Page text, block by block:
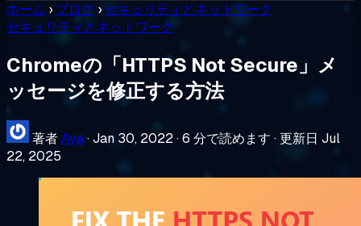
ホーム › ブログ › セキュリティとネットワーク
セキュリティとネットワーク
Chromeの「HTTPS Not Secure」メ
ッセージを修正する方法
著者Ava·Jan 30, 2022·6 分で読めます ·更新日 Jul
22, 2025